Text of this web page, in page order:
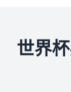
世界